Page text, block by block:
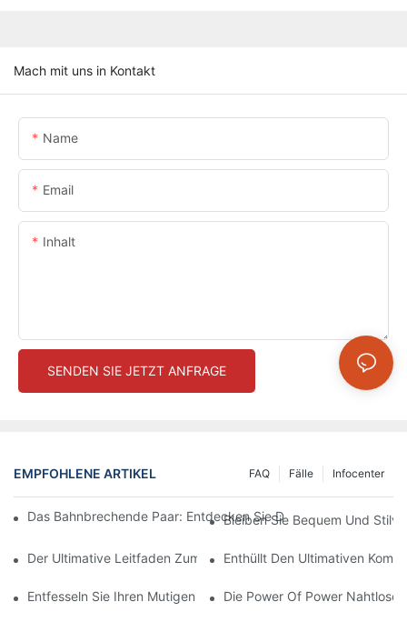
Mach mit uns in Kontakt
Name
Email
Inhalt
SENDEN SIE JETZT ANFRAGE
EMPFOHLENE ARTIKEL Infocenter
Fälle
FAQ
Das Bahnbrechende Paar: Entdecken Sie Die Welt Der
Bleiben Sie Bequem Und
Der Ultimative Leitfaden Zum Finden Der Perfekten Nahtlosen
Enthüllt Den Ultimativen
Entfesseln Sie Ihren Mutigen Stil Mit Knisternden Roten
Die Power Of Power